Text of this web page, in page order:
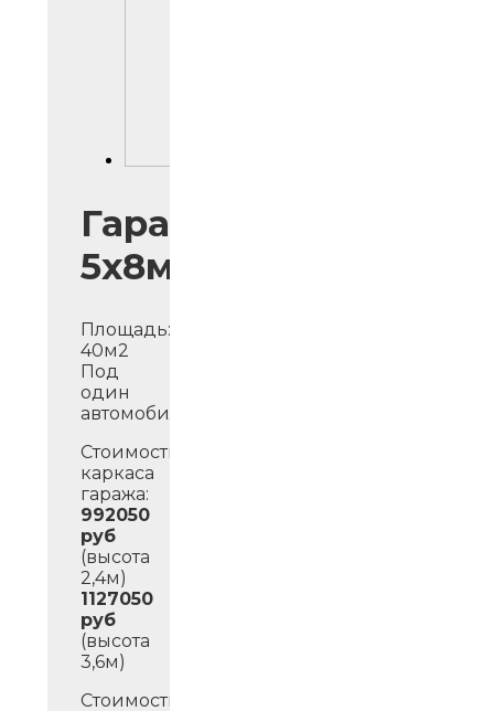
Гараж
5х8м
Площадь:
40м2
Под
один
автомобиль.
Стоимость
каркаса
гаража:
992050
руб
(высота
2,4м)
1127050
руб
(высота
3,6м)
Стоимость